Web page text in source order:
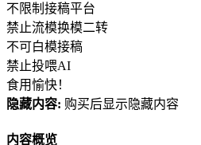
不限制接稿平台
禁止流模换模二转
不可白模接稿
禁止投喂AI
食用愉快！
隐藏内容: 购买后显示隐藏内容
内容概览